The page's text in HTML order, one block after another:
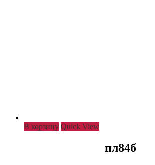
В корзину Quick View
пл84б